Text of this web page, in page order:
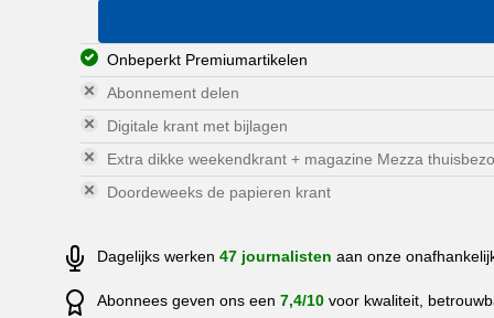
Onbeperkt Premiumartikelen
Abonnement delen
Digitale krant met bijlagen
Extra dikke weekendkrant + magazine Mezza
Doordeweeks de papieren krant
Dagelijks werken 47 journalisten aan onze
Abonnees geven ons een 7,4/10 voor kwaliteit,